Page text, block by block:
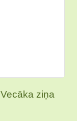
Vecāka ziņa